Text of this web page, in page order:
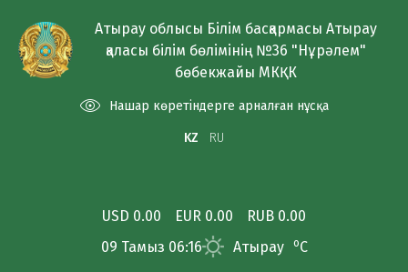
Атырау облысы Білім басқармасы Атырау
қаласы білім бөлімінің №36 "Нұрәлем"
бөбекжайы МКҚК
Нашар көретіндерге арналған нұсқа
KZ RU
USD 0.00 EUR 0.00
RUB 0.00
09 Тамыз 06:16
Атырау oC